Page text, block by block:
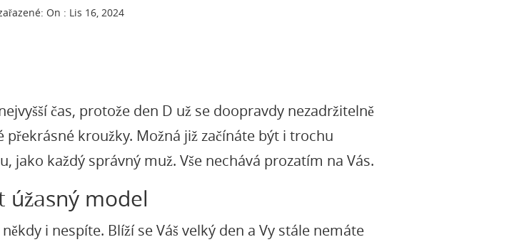
On : Lis 16, 2024
čas, protože den D už se doopravdy nezadržitelně
překrásné kroužky. Možná již začínáte být i trochu
jako každý správný muž. Vše nechává prozatím na Vás.
úžasný model
i nespíte. Blíží se Váš velký den a Vy stále nemáte